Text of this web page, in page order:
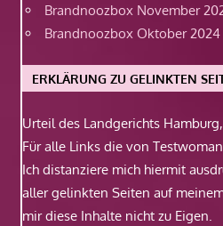
Brandnoozbox November
Brandnoozbox Oktober 2024
ERKLÄRUNG ZU GELINKTEN
Urteil des Landgerichts
Für alle Links die von
Ich distanziere mich hiermit
aller gelinkten Seiten auf
mir diese Inhalte nicht zu Eigen.